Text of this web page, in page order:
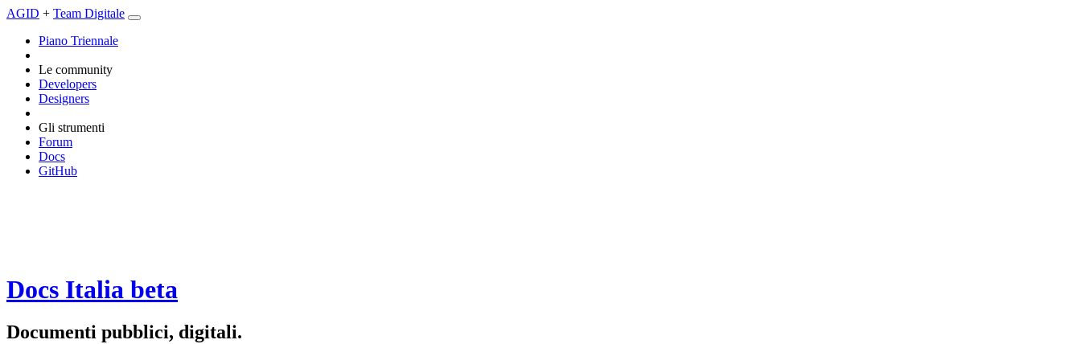
AGID + Team Digitale
Piano Triennale
Le community
Developers
Designers
Gli strumenti
Forum
Docs
GitHub
Docs Italia beta
Documenti pubblici, digitali.